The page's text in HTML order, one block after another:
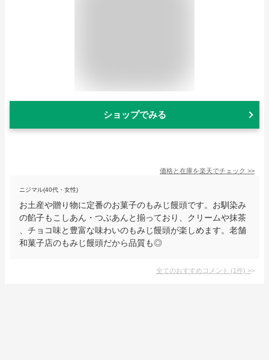
ショップでみる
価格と在庫を楽天でチェック >>
ニジマル(40代・女性)
お土産や贈り物に定番のお菓子のもみじ饅頭です。お馴染み
の餡子もこしあん・つぶあんと揃っており、クリームや抹茶
、チョコ味と豊富な味わいのもみじ饅頭が楽しめます。老舗
和菓子店のもみじ饅頭だから品質も◎
全てのおすすめコメント (1件) >